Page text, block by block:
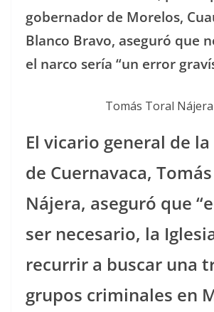
gobernador de Morelos,
Blanco Bravo, aseguró que
el narco sería “un error
Tomás Toral Nájera
El vicario general de
de Cuernavaca,
Nájera, aseguró que
ser necesario, la
recurrir a buscar una
grupos criminales en